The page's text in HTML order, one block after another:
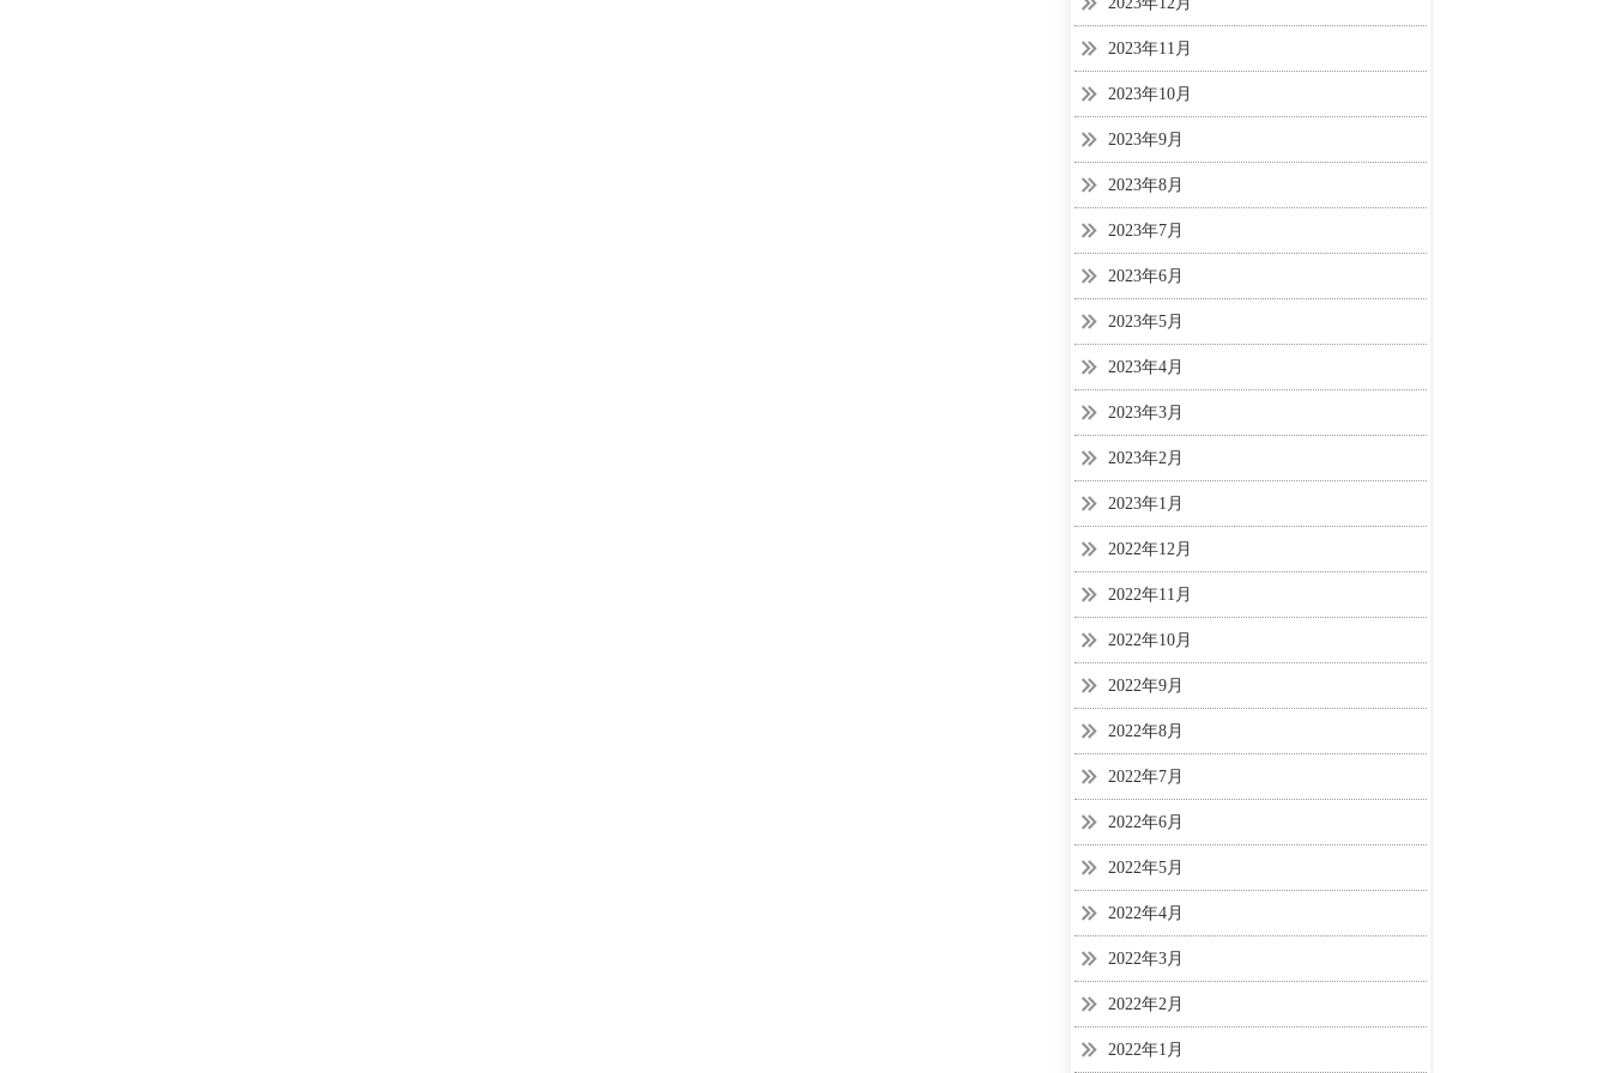
2023年11月
2023年10月
2023年9月
2023年8月
2023年7月
2023年6月
2023年5月
2023年4月
2023年3月
2023年2月
2023年1月
2022年12月
2022年11月
2022年10月
2022年9月
2022年8月
2022年7月
2022年6月
2022年5月
2022年4月
2022年3月
2022年2月
2022年1月